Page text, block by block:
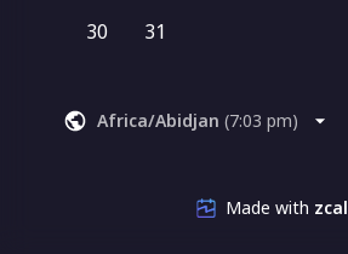
30
31
Africa/Abidjan (7:03 pm)
Made with zcal